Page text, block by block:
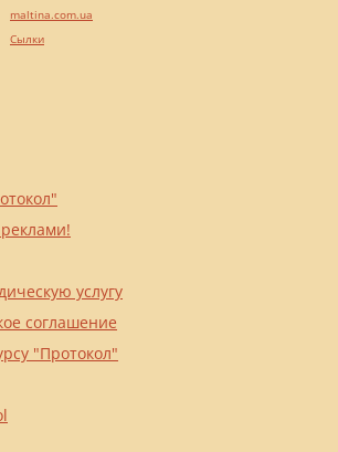
услугу
соглашение
"Протокол"
maltina.com.ua
Cылки